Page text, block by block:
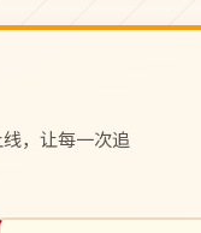
，让每一次追